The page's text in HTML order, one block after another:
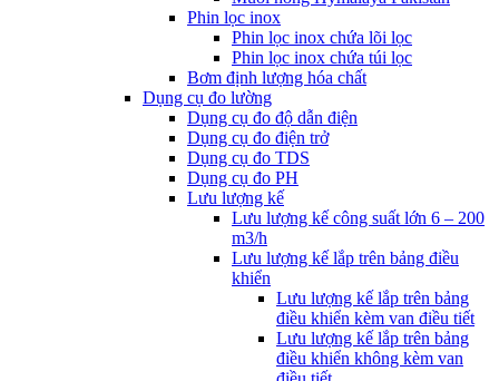
Phin lọc inox
Phin lọc inox chứa lõi lọc
Phin lọc inox chứa túi lọc
Bơm định lượng hóa chất
Dụng cụ đo lường
Dụng cụ đo độ dẫn điện
Dụng cụ đo điện trở
Dụng cụ đo TDS
Dụng cụ đo PH
Lưu lượng kế
Lưu lượng kế công suất lớn 6 – 200
m3/h
Lưu lượng kế lắp trên bảng điều
khiển
Lưu lượng kế lắp trên bảng
điều khiển kèm van điều tiết
Lưu lượng kế lắp trên bảng
điều khiển không kèm van